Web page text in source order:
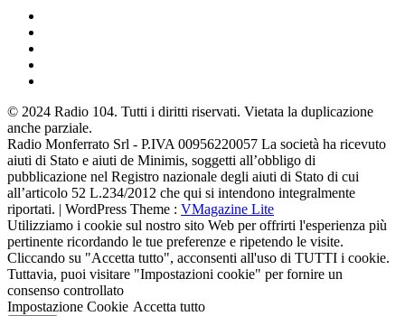
© 2024 Radio 104. Tutti i diritti riservati. Vietata la duplicazione
anche parziale.
Radio Monferrato Srl - P.IVA 00956220057 La società ha ricevuto
aiuti di Stato e aiuti de Minimis, soggetti all’obbligo di
pubblicazione nel Registro nazionale degli aiuti di Stato di cui
all’articolo 52 L.234/2012 che qui si intendono integralmente
riportati. | WordPress Theme : VMagazine Lite
Utilizziamo i cookie sul nostro sito Web per offrirti l'esperienza più
pertinente ricordando le tue preferenze e ripetendo le visite.
Cliccando su "Accetta tutto", acconsenti all'uso di TUTTI i cookie.
Tuttavia, puoi visitare "Impostazioni cookie" per fornire un
consenso controllato
Impostazione Cookie Accetta tutto